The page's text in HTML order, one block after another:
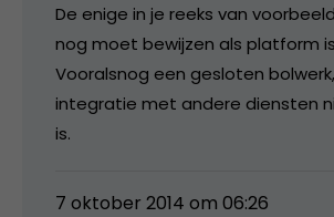
De enige in je reeks van
nog moet bewijzen als platform is
Vooralsnog een gesloten
integratie met andere diensten
is.
7 oktober 2014 om 06:26